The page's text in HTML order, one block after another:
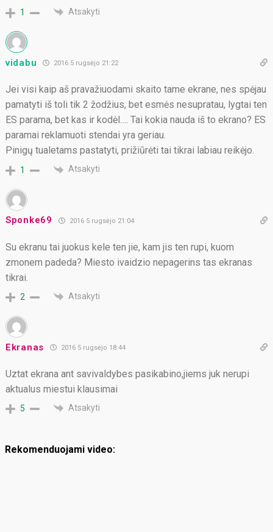
1 Atsakyti
vidabu 2016 5 rugsėjo 21:22
Jei visi kaip aš pravažiuodami skaito tame ekrane, nes spėjau
pamatyti iš toli tik 2 žodžius, bet esmės nesupratau, lygtai ten
ES parama, bet kas ir kodėl…. Tai kokia nauda iš to ekrano? ES
paramai reklamuoti stendai yra geriau.
Pinigų tualetams pastatyti, prižiūrėti tai tikrai labiau reikėjo.
1 Atsakyti
Sponke69 2016 5 rugsėjo 21:04
Su ekranu tai juokus kele ten jie, kam jis ten rupi, kuom
zmonem padeda? Miesto ivaidzio nepagerins tas ekranas
tikrai.
2 Atsakyti
Ekranas 2016 5 rugsėjo 18:44
Uztat ekrana ant savivaldybes pasikabino,jiems juk nerupi
aktualus miestui klausimai
5 Atsakyti
Rekomenduojami video: